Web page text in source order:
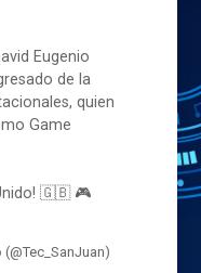
Eugenio
de la
quien
Game
🇬🇧 🎮